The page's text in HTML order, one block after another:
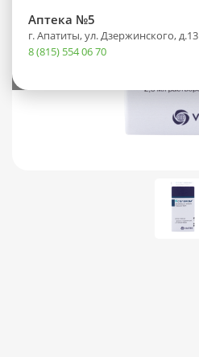
Аптека №5
г. Апатиты, ул. Дзержинского, д.13
8 (815) 554 06 70